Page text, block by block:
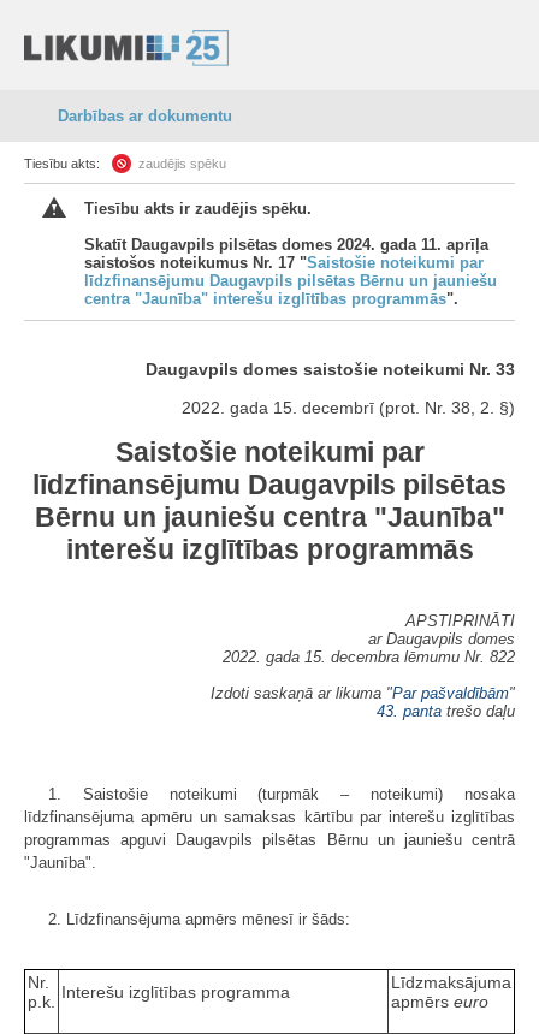
Darbības ar dokumentu
Tiesību akts: zaudējis spēku
Tiesību akts ir zaudējis spēku.
Skatīt Daugavpils pilsētas domes 2024. gada 11. aprīļa
saistošos noteikumus Nr. 17 "Saistošie noteikumi par
līdzfinansējumu Daugavpils pilsētas Bērnu un jauniešu
centra "Jaunība" interešu izglītības programmās".
Daugavpils domes saistošie noteikumi Nr. 33
2022. gada 15. decembrī (prot. Nr. 38, 2. §)
Saistošie noteikumi par
līdzfinansējumu Daugavpils pilsētas
Bērnu un jauniešu centra "Jaunība"
interešu izglītības programmās
APSTIPRINĀTI
ar Daugavpils domes
2022. gada 15. decembra lēmumu Nr. 822
Izdoti saskaņā ar likuma "Par pašvaldībām"
43. panta trešo daļu
1. Saistošie noteikumi (turpmāk – noteikumi) nosaka
līdzfinansējuma apmēru un samaksas kārtību par interešu izglītības
programmas apguvi Daugavpils pilsētas Bērnu un jauniešu centrā
"Jaunība".
2. Līdzfinansējuma apmērs mēnesī ir šāds:
Nr.
p.k.
Interešu izglītības programma
Līdzmaksājuma
apmērs euro